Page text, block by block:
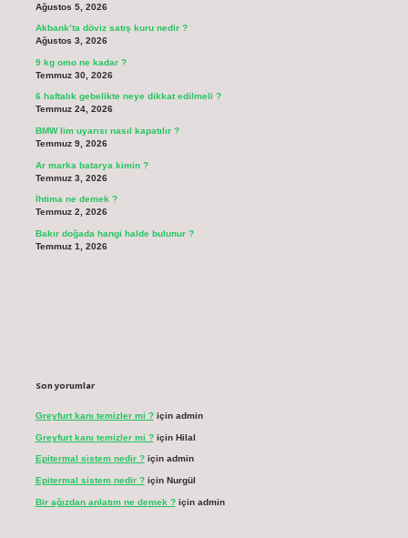
Ağustos 5, 2026
Akbank’ta döviz satış kuru nedir ?
Ağustos 3, 2026
9 kg omo ne kadar ?
Temmuz 30, 2026
6 haftalık gebelikte neye dikkat edilmeli ?
Temmuz 24, 2026
BMW lim uyarısı nasıl kapatılır ?
Temmuz 9, 2026
Ar marka batarya kimin ?
Temmuz 3, 2026
İhtima ne demek ?
Temmuz 2, 2026
Bakır doğada hangi halde bulunur ?
Temmuz 1, 2026
Son yorumlar
Greyfurt kanı temizler mi ?için admin
Greyfurt kanı temizler mi ?için Hilal
Epitermal sistem nedir ?için admin
Epitermal sistem nedir ?için Nurgül
Bir ağızdan anlatım ne demek ?için admin